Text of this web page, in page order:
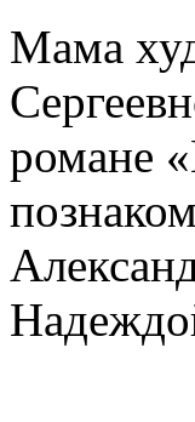
Мама
романе